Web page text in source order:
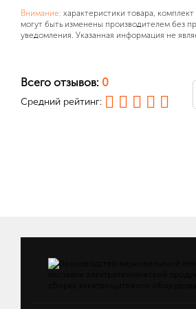
Внимание: характеристики товара,
могут быть изменены производителем без
уведомления. Указанная информация не
Всего отзывов: 0
Средний рейтинг: